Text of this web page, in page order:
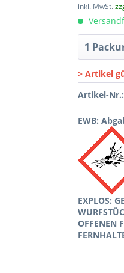
inkl. MwSt.
> Artikel
Artikel-Nr.:
EWB:
EXPLOS:
OFFENEN